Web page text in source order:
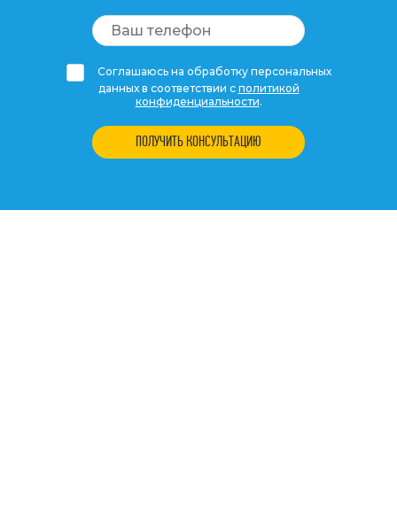
Соглашаюсь на обработку персональных
данных в соответствии с политикой
конфиденциальности.
ПОЛУЧИТЬ КОНСУЛЬТАЦИЮ